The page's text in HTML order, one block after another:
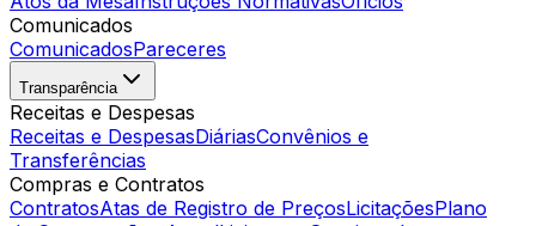
Comunicados
ComunicadosPareceres
Transparência
Receitas e Despesas
Receitas e DespesasDiáriasConvênios e
Transferências
Compras e Contratos
ContratosAtas de Registro de PreçosLicitaçõesPlano